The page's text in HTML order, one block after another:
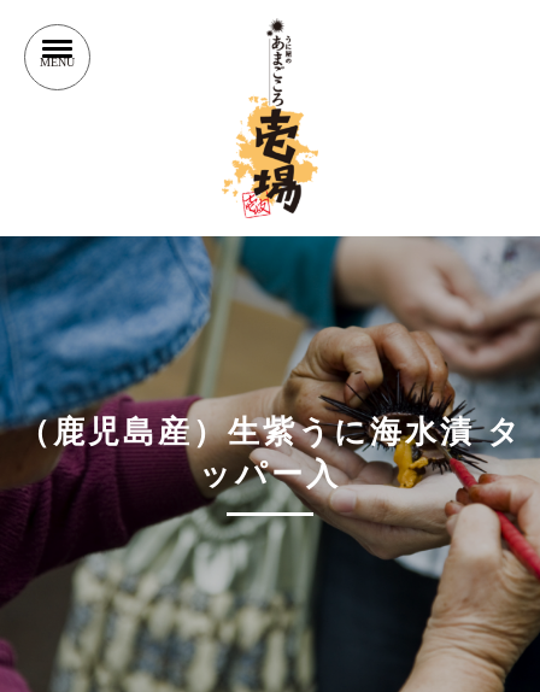
（鹿児島産）生紫うに海水漬 タ
ッパー入